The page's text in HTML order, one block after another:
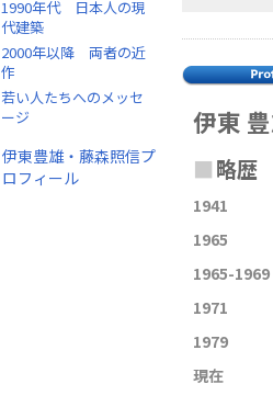
1990年代 日本人の現
代建築
2000年以降 両者の近
作
若い人たちへのメッセ
ージ
伊東豊雄・藤森照信プ
ロフィール
伊東
■略歴
1941
1965
1965-1969
1971
1979
現在